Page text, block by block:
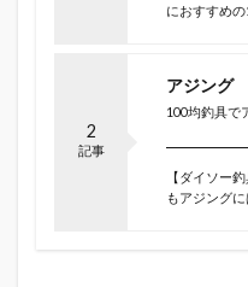
におすすめ
2
記事
アジング
100均釣具で
【ダイソー
もアジング